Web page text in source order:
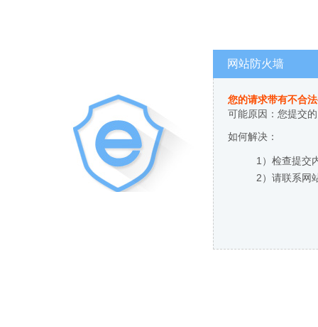
网站防火墙
您的请求带有不合
可能原因：您提交
如何解决：
1）检查提交
2）请联系网